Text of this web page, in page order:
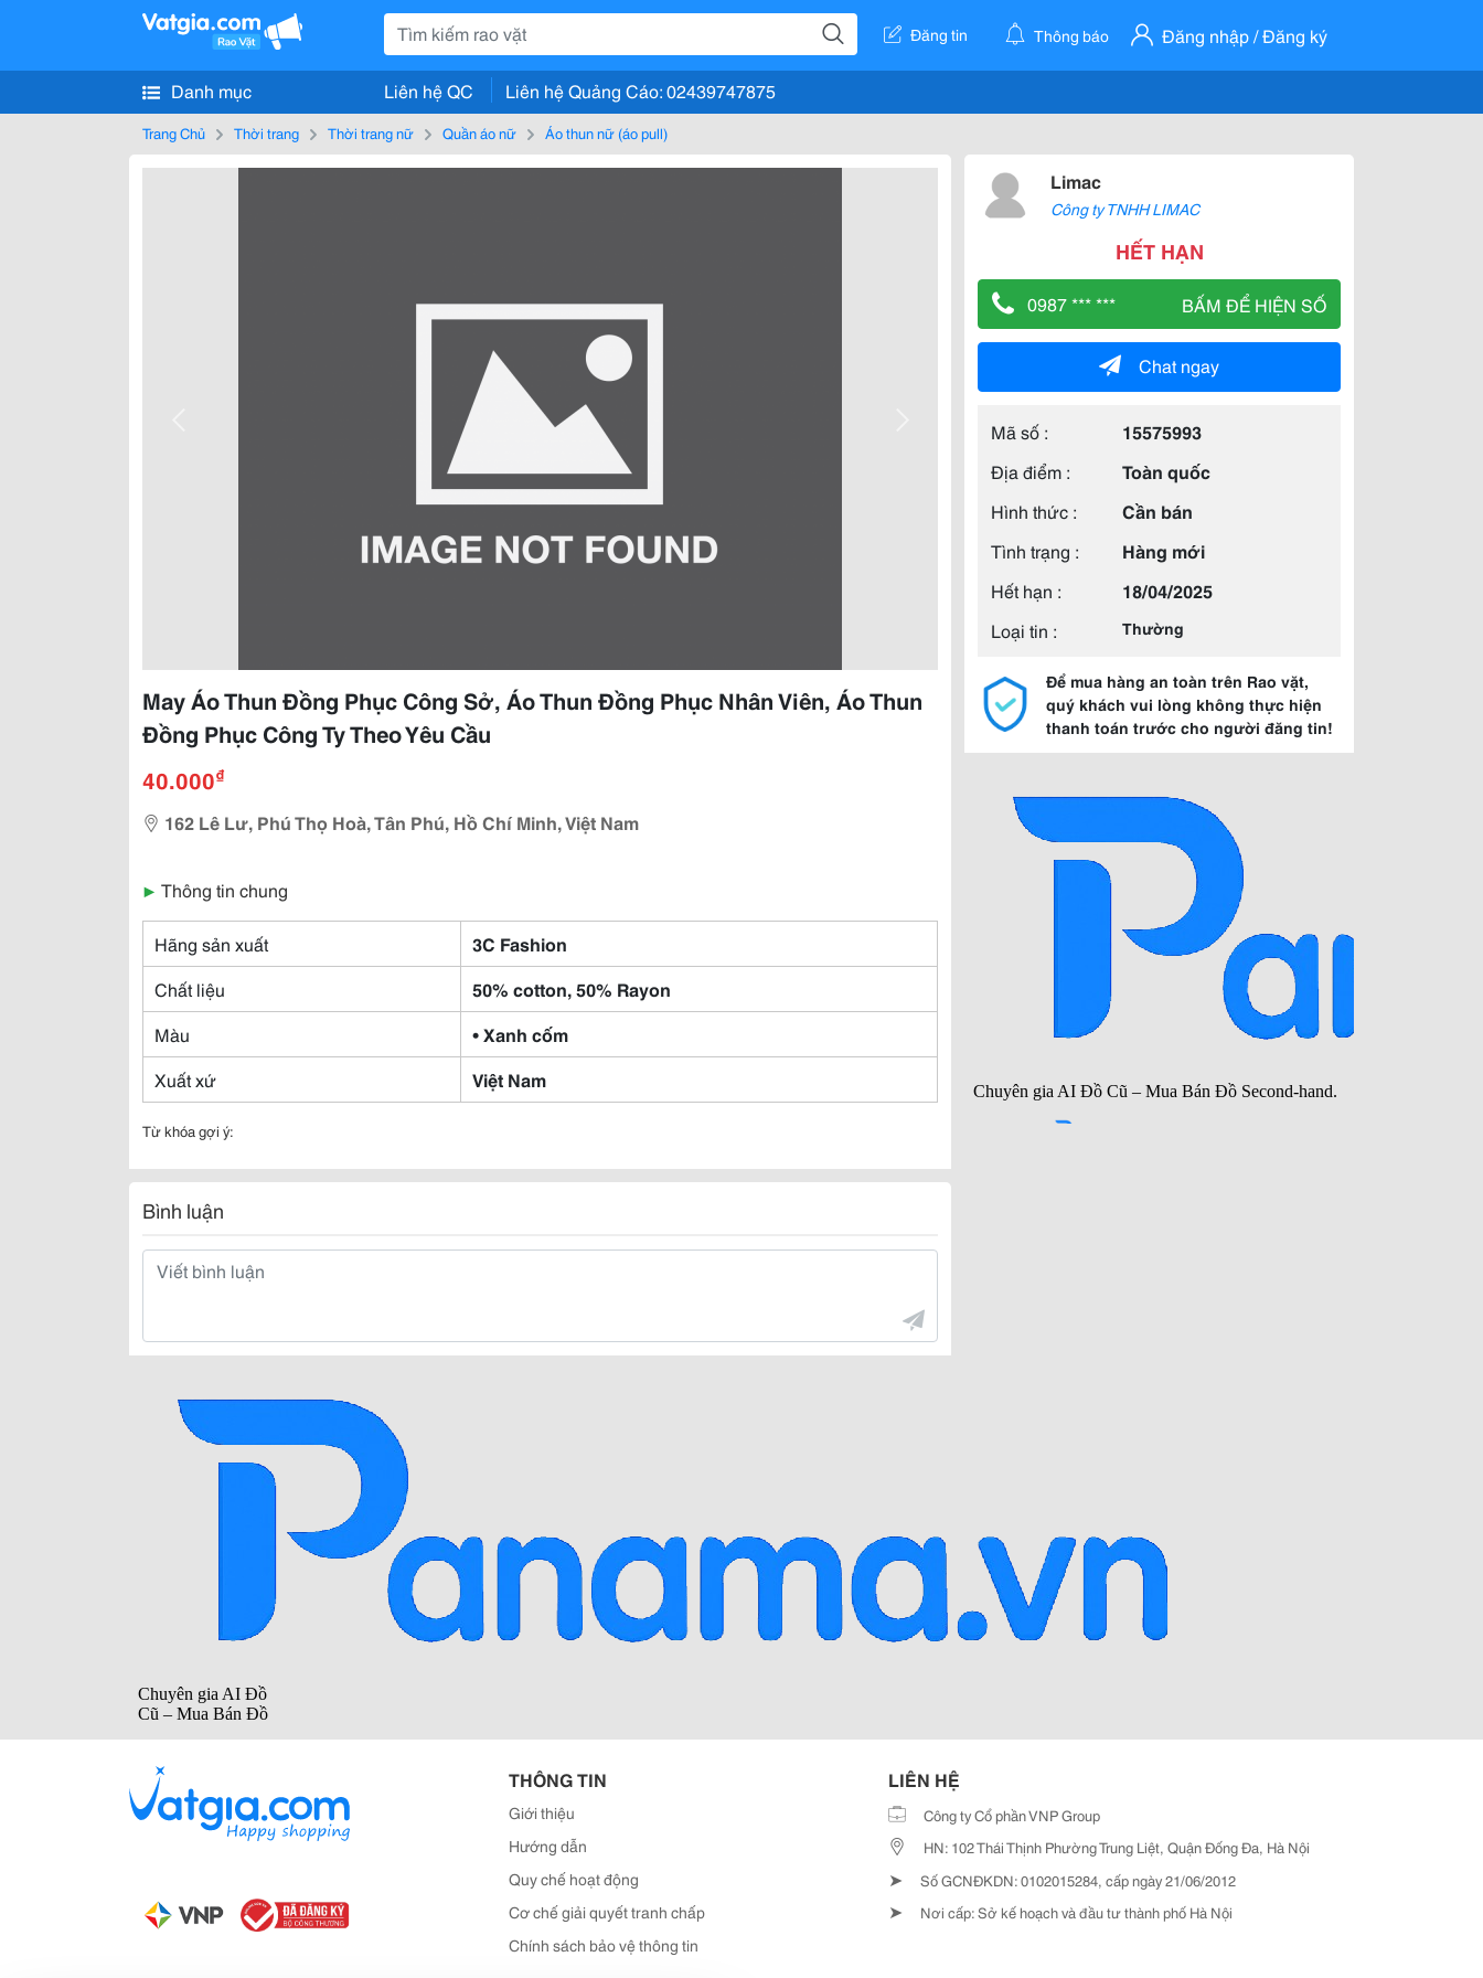
Đăng tin Thông báo Đăng nhập / Đăng ký
Danh mục Liên hệ QC Liên hệ Quảng Cáo: 02439747875
Trang Chủ Thời trang Thời trang nữ Quần áo nữ Áo thun nữ (áo pull)
May Áo Thun Đồng Phục Công Sở, Áo Thun Đồng Phục Nhân Viên, Áo Thun
Đồng Phục Công Ty Theo Yêu Cầu
40.000₫
162 Lê Lư, Phú Thọ Hoà, Tân Phú, Hồ Chí Minh, Việt Nam
▶ Thông tin chung
Hãng sản xuất
3C Fashion
Chất liệu
50% cotton, 50% Rayon
Màu
• Xanh cốm
Xuất xứ
Việt Nam
Từ khóa gợi ý:
Bình luận
Limac
Công ty TNHH LIMAC
HẾT HẠN
0987 *** *** BẤM ĐỂ HIỆN SỐ
Chat ngay
Mã số :
15575993
Địa điểm :
Toàn quốc
Hình thức :
Cần bán
Tình trạng :
Hàng mới
Hết hạn :
18/04/2025
Loại tin :
Thường
Để mua hàng an toàn trên Rao vặt,
quý khách vui lòng không thực hiện
thanh toán trước cho người đăng tin!
THÔNG TIN
Giới thiệu
Hướng dẫn
Quy chế hoạt động
Cơ chế giải quyết tranh chấp
Chính sách bảo vệ thông tin
LIÊN HỆ
Công ty Cổ phần VNP Group
HN: 102 Thái Thịnh Phường Trung Liệt, Quận Đống Đa, Hà Nội
➤ Số GCNĐKDN: 0102015284, cấp ngày 21/06/2012
➤ Nơi cấp: Sở kế hoạch và đầu tư thành phố Hà Nội